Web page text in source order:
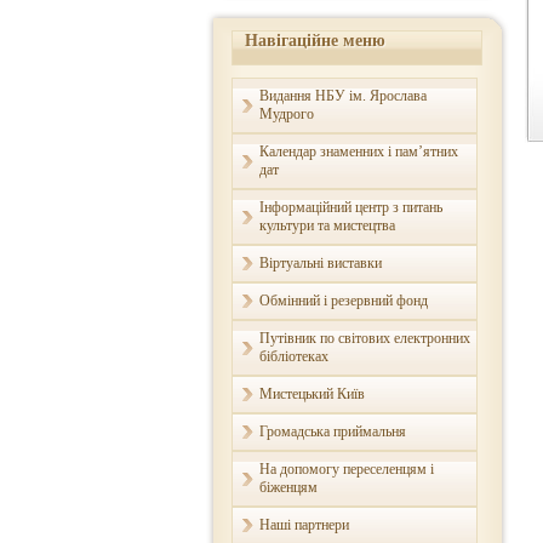
Навігаційне меню
Видання НБУ ім. Ярослава
Мудрого
Календар знаменних і пам’ятних
дат
Інформаційний центр з питань
культури та мистецтва
Віртуальні виставки
Обмінний і резервний фонд
Путівник по світових електронних
бібліотеках
Мистецький Київ
Громадська приймальня
На допомогу переселенцям і
біженцям
Наші партнери